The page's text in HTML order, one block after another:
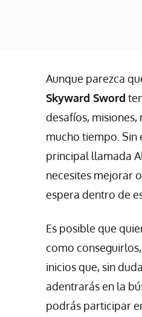
Aunque parezca
Skyward Sword
desafíos,
mucho tiempo.
principal llamada
necesites mejorar
espera dentro de
Es posible que
como
inicios que, sin
adentrarás en la
podrás participar